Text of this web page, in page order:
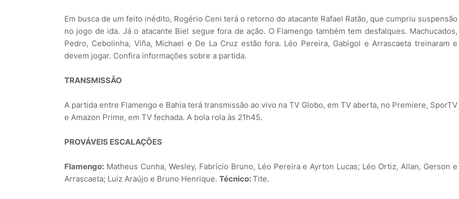
Em busca de um feito inédito, Rogério Ceni terá o retorno do atacante Rafael Ratão, que cumpriu suspensão
no jogo de ida. Já o atacante Biel segue fora de ação. O Flamengo também tem desfalques. Machucados,
Pedro, Cebolinha, Viña, Michael e De La Cruz estão fora. Léo Pereira, Gabigol e Arrascaeta treinaram e
devem jogar. Confira informações sobre a partida.
TRANSMISSÃO
A partida entre Flamengo e Bahia terá transmissão ao vivo na TV Globo, em TV aberta, no Premiere, SporTV
e Amazon Prime, em TV fechada. A bola rola às 21h45.
PROVÁVEIS ESCALAÇÕES
Flamengo: Matheus Cunha, Wesley, Fabrício Bruno, Léo Pereira e Ayrton Lucas; Léo Ortiz, Allan, Gerson e
Arrascaeta; Luiz Araújo e Bruno Henrique. Técnico:Tite.